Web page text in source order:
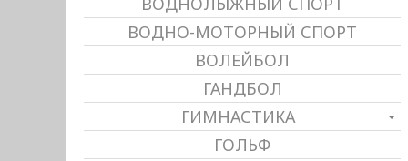
ВОДНО-МОТОРНЫЙ СПОРТ
ВОЛЕЙБОЛ
ГАНДБОЛ
ГИМНАСТИКА
ГОЛЬФ